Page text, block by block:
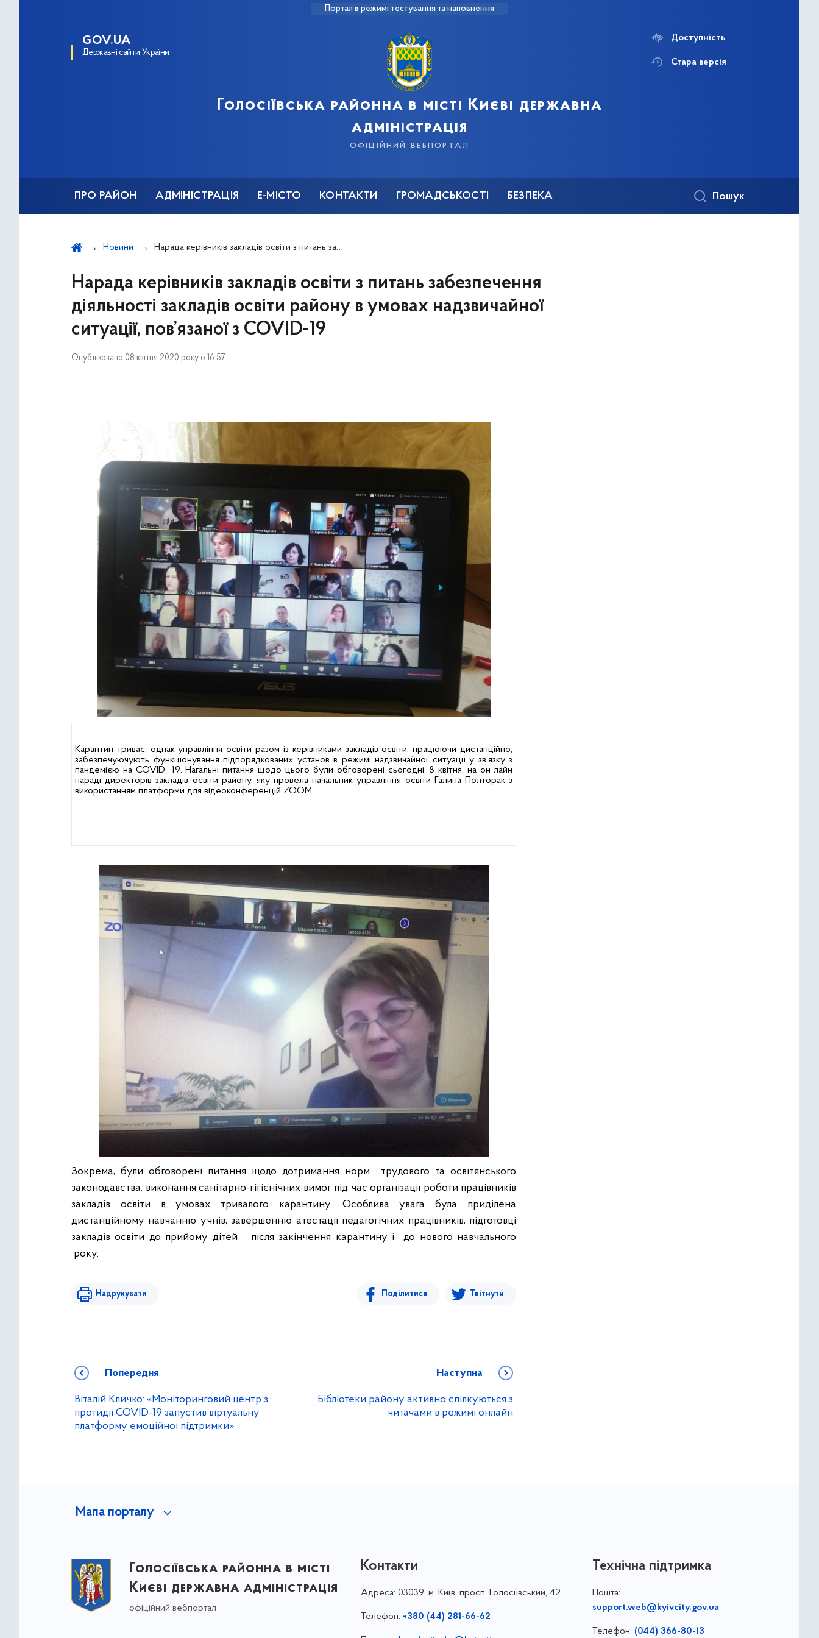
Портал в режимі тестування та наповнення
GOV.UA
Державні сайти України
Голосіївська районна в місті Києві державна
адміністрація
офіційний вебпортал
Доступність
Стара версія
ПРО РАЙОН АДМІНІСТРАЦІЯ Е-МІСТО КОНТАКТИ ГРОМАДСЬКОСТІ БЕЗПЕКА Пошук
Новини Нарада керівників закладів освіти з питань забезпечення діяльності закладів освіти району в умовах надзвичайної ситуації, пов’язаної з COVID-19
Нарада керівників закладів освіти з питань забезпечення
діяльності закладів освіти району в умовах надзвичайної
ситуації, пов’язаної з COVID-19
Опубліковано 08 квітня 2020 року о 16:57
Карантин триває, однак управління освіти разом із керівниками закладів освіти, працюючи дистанційно,
забезпечуючують функціонування підпорядкованих установ в режимі надзвичайної ситуації у зв’язку з
пандемією на COVID -19. Нагальні питання щодо цього були обговорені сьогодні, 8 квітня, на он-лайн
нараді директорів закладів освіти району, яку провела начальник управління освіти Галина Полторак з
використанням платформи для відеоконференцій ZOOM.
Зокрема, були обговорені питання щодо дотримання норм трудового та освітянського
законодавства, виконання санітарно-гігієнічних вимог під час організації роботи працівників
закладів освіти в умовах тривалого карантину. Особлива увага була приділена
дистанційному навчанню учнів, завершенню атестації педагогічних працівників, підготовці
закладів освіти до прийому дітей після закінчення карантину і до нового навчального
року.
Надрукувати Поділитися Твітнути
Попередня
Віталій Кличко: «Моніторинговий центр з
протидії COVID-19 запустив віртуальну
платформу емоційної підтримки»
Наступна
Бібліотеки району активно спілкуються з
читачами в режимі онлайн
Мапа порталу
Голосіївська районна в місті
Києві державна адміністрація
офіційний вебпортал
Контакти
Адреса: 03039, м. Київ, просп. Голосіївський, 42
Телефон: +380 (44) 281-66-62
Технічна підтримка
Пошта:
support.web@kyivcity.gov.ua
Телефон: (044) 366-80-13